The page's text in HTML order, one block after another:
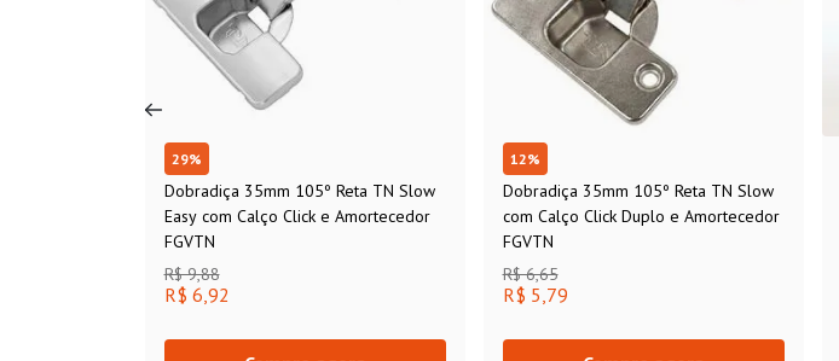
29%
Dobradiça 35mm 105º Reta TN Slow
Easy com Calço Click e Amortecedor
FGVTN
R$ 9,88
R$ 6,92
12%
Dobradiça 35mm 105º Reta TN Slow
com Calço Click Duplo e Amortecedor
FGVTN
R$ 6,65
R$ 5,79